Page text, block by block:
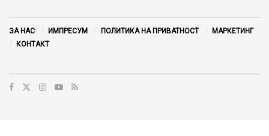
ЗА НАС ИМПРЕСУМ ПОЛИТИКА НА ПРИВАТНОСТ
МАРКЕТИНГ
КОНТАКТ